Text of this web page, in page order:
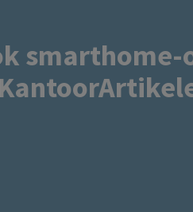
smarthome-